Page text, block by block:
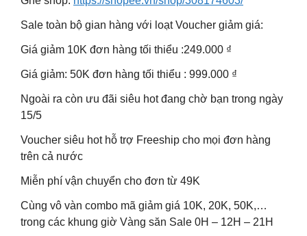
Sale toàn bộ gian hàng với loạt Voucher giảm giá:
Giá giảm 10K đơn hàng tối thiểu :249.000 ₫
Giá giảm: 50K đơn hàng tối thiểu : 999.000 ₫
Ngoài ra còn ưu đãi siêu hot đang chờ bạn trong ngày
15/5
Voucher siêu hot hỗ trợ Freeship cho mọi đơn hàng
trên cả nước
Miễn phí vận chuyển cho đơn từ 49K
Cùng vô vàn combo mã giảm giá 10K, 20K, 50K,…
trong các khung giờ Vàng săn Sale 0H – 12H – 21H